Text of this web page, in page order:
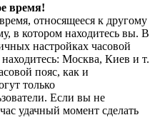
время!
относящееся к другому
в котором находитесь вы. В
настройках часовой
Москва, Киев и т.
пояс, как и
только
Если вы не
удачный момент сделать